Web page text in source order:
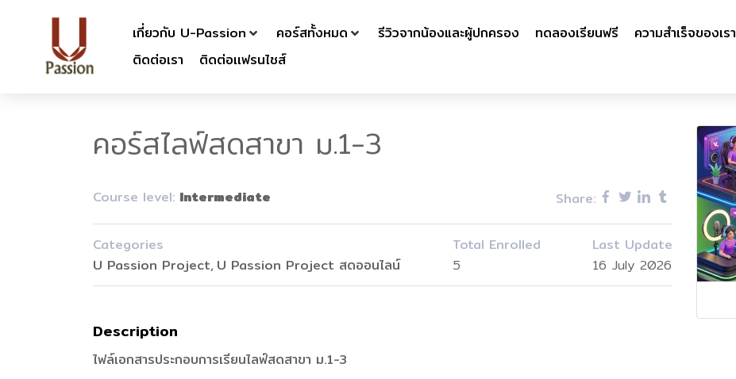
เกี่ยวกับ U-Passion คอร์สทั้งหมด รีวิวจากน้องและผู้ปกครอง ทดลองเรียนฟรี ความสำเร็จของเรา
ติดต่อเรา
ติดต่อเเฟรนไชส์
คอร์สไลฟ์สดสาขา ม.1-3
Course level: Intermediate Share:
Categories
U Passion Project U Passion Project สดออนไลน์
Total Enrolled
5
Last Update
16 July 2026
Description
ไฟล์เอกสารประกอบการเรียนไลฟ์สดสาขา ม.1-3